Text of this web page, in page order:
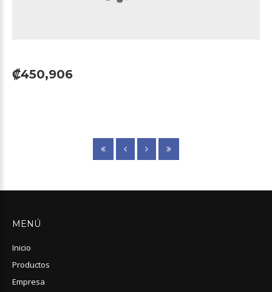
₡450,906
MENÚ
Inicio
Productos
Empresa